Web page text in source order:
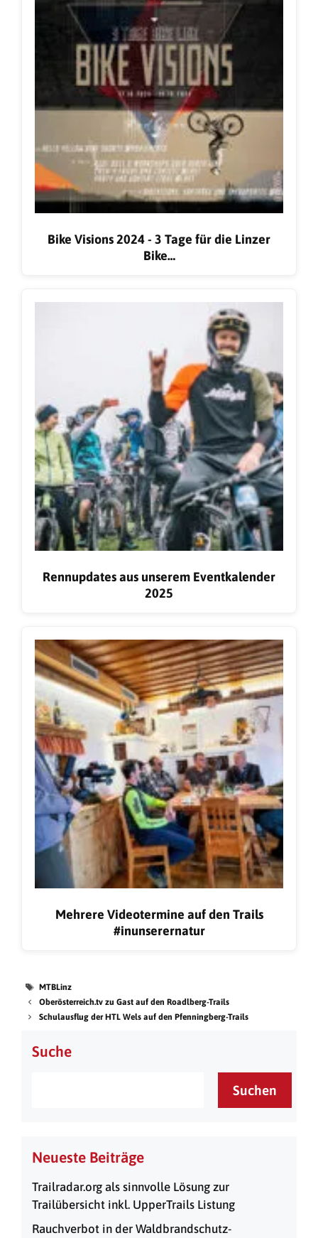
Bike Visions 2024 - 3 Tage für die Linzer
Bike…
Rennupdates aus unserem Eventkalender
2025
Mehrere Videotermine auf den Trails
#inunserernatur
MTBLinz
Oberösterreich.tv zu Gast auf den Roadlberg-Trails
Schulausflug der HTL Wels auf den Pfenningberg-Trails
Suche
Suchen
Neueste Beiträge
Trailradar.org als sinnvolle Lösung zur
Trailübersicht inkl. UpperTrails Listung
Rauchverbot in der Waldbrandschutz-